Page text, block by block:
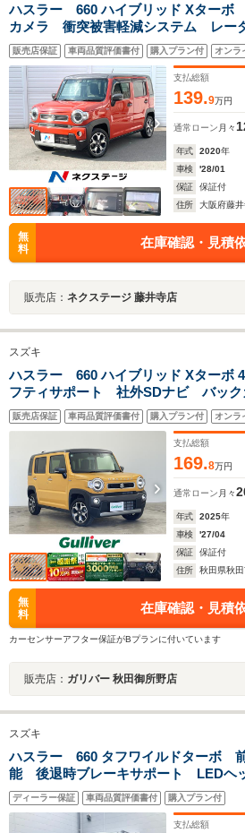
ハスラー 660 ハイブリッド Xター
カメラ 衝突被害軽減システム レー
煙車 2トーンカラー シートヒータ
LEDヘッドライト ETC 純正15イン
ト オートエアコン
販売店保証 車両品質評価書付 購入プラン付 オンラ
支払総額
139.9万円
通常ローン 月々
年式 2020年
車検
'28/01
保証
保証付
住所
大阪府藤
無
料
在庫確認・見積
販売店： ネクステージ 藤井寺店
スズキ
ハスラー 660 ハイブリッド Xター
フティサポート 社外SDナビ バッ
クルーズコントロール LEDオートラ
ター 純正15インチアルミホイール ス
販売店保証 車両品質評価書付 購入プラン付 オンラ
支払総額
169.8万円
通常ローン 月々
年式 2025年
車検
'27/04
保証
保証付
住所
秋田県秋
無
料
在庫確認・見積
カーセンサーアフター保証がBプランに付いています
販売店： ガリバー 秋田御所野店
スズキ
ハスラー 660 タフワイルドターボ
能 後退時ブレーキサポート LEDヘ
フレール フルオートエアコン フリー
ディーラー保証 車両品質評価書付 購入プラン付
支払総額